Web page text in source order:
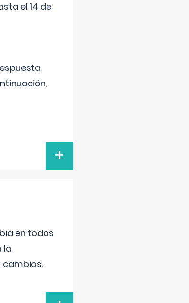
el 14 de
+
en todos
la
cambios.